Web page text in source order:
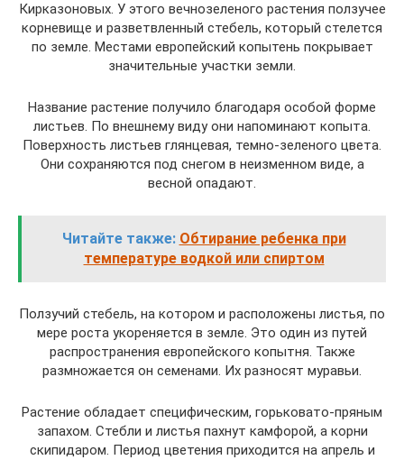
Кирказоновых. У этого вечнозеленого растения ползучее
корневище и разветвленный стебель, который стелется
по земле. Местами европейский копытень покрывает
значительные участки земли.
Название растение получило благодаря особой форме
листьев. По внешнему виду они напоминают копыта.
Поверхность листьев глянцевая, темно-зеленого цвета.
Они сохраняются под снегом в неизменном виде, а
весной опадают.
Читайте также: Обтирание ребенка при
температуре водкой или спиртом
Ползучий стебель, на котором и расположены листья, по
мере роста укореняется в земле. Это один из путей
распространения европейского копытня. Также
размножается он семенами. Их разносят муравьи.
Растение обладает специфическим, горьковато-пряным
запахом. Стебли и листья пахнут камфорой, а корни
скипидаром. Период цветения приходится на апрель и